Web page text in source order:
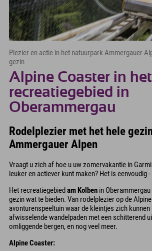
Plezier en actie in het natuurpark Ammergauer
gezin
Alpine Coaster in
recreatiegebied in
Oberammergau
Rodelplezier met het hele
Ammergauer Alpen
Vraagt u zich af hoe u uw zomervakantie in
leuker en actiever kunt maken? Het is eenvoudig
Het recreatiegebiedam Kolben in
gezin wat te bieden. Van rodelplezier op de
avonturenspeeltuin waar de kleintjes zich kunnen
afwisselende wandelpaden met een schitterend
omliggende bergen, en nog veel meer.
Alpine Coaster: